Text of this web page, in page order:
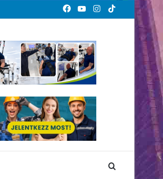
TikTok
Instagram
YouTube
Facebook
Keresés: